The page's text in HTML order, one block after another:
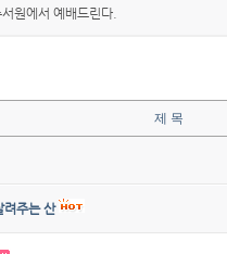
원에서 예배드린다.
제 목
려주는 산